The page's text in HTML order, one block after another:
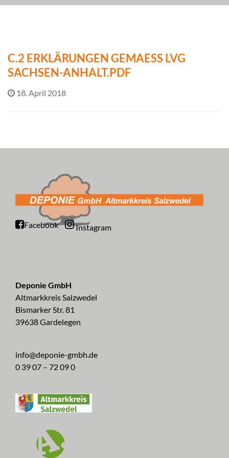
C.2 ERKLÄRUNGEN GEMAESS LVG
SACHSEN-ANHALT.PDF
18. April 2018
Facebook Instagram
Deponie GmbH
Altmarkkreis Salzwedel
Bismarker Str. 81
39638 Gardelegen
info@deponie-gmbh.de
0 39 07 – 72 09 0